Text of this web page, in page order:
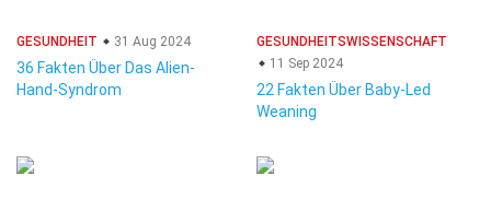
GESUNDHEIT 31 Aug 2024
36 Fakten Über Das Alien-
Hand-Syndrom
GESUNDHEITSWISSENSCHAFT
11 Sep 2024
22 Fakten Über Baby-Led
Weaning